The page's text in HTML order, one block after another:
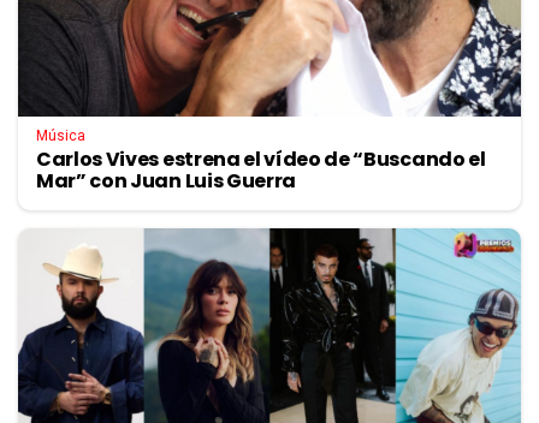
Música
Carlos Vives estrena el vídeo de “Buscando el
Mar” con Juan Luis Guerra